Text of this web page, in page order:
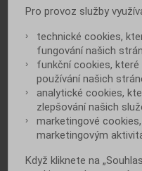
Zanechání
příjmu
Kouření tabáku
cukrovky a zvyšuje
spojených. Podobně
množství alkoholu
Představuje
hypoglykémie, ke
kdy se jedinec
Pro provoz služby
technické cookies,
fungování našich
funkční cookies,
používání našich
analytické cookies,
zlepšování našich
marketingové
marketingovým
Když kliknete na